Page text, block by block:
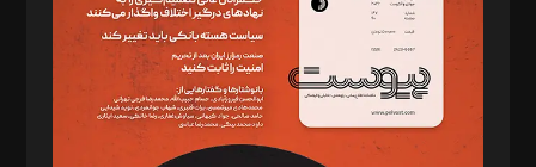
دبیر تحریریه: میثم قاسمی
د‌بیر ناداستان: سمانه سمیع
د‌بیر خدمت و تجارت: ابوالفضل رجبی
د‌بیر حقوق فناوری: حسام‌الدین ایپکچی
د‌بیر پیوست جهان: مینا پاکدل